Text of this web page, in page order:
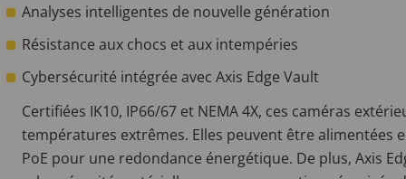
Analyses intelligentes de nouvelle génération
Résistance aux chocs et aux intempéries
Cybersécurité intégrée avec Axis Edge Vault
Certifiées IK10, IP66/67 et NEMA 4X, ces caméras
températures extrêmes. Elles peuvent être alimentées
PoE pour une redondance énergétique. De plus, Axis